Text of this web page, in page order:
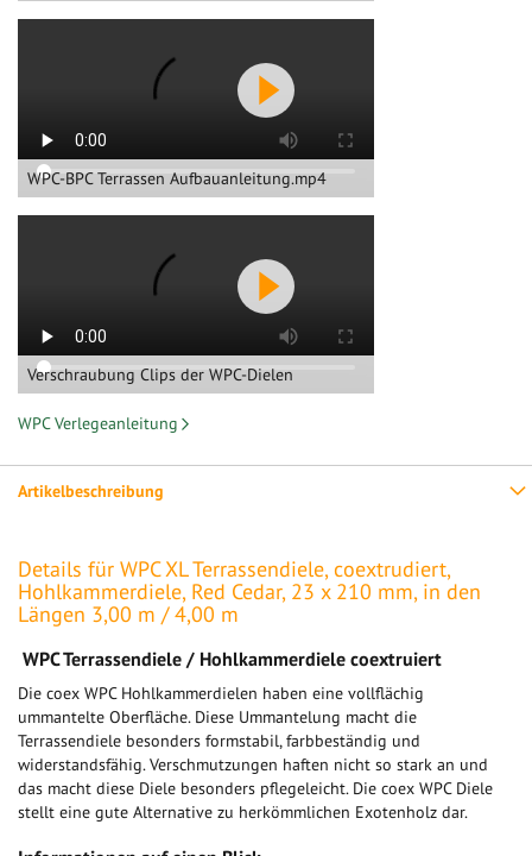
Artikelbeschreibung
Details für WPC XL Terrassendiele, coextrudiert,
Hohlkammerdiele, Red Cedar, 23 x 210 mm, in den
Längen 3,00 m / 4,00 m
WPC Terrassendiele / Hohlkammerdiele coextruiert
Die coex WPC Hohlkammerdielen haben eine vollflächig
ummantelte Oberfläche. Diese Ummantelung macht die
Terrassendiele besonders formstabil, farbbeständig und
widerstandsfähig. Verschmutzungen haften nicht so stark an und
das macht diese Diele besonders pflegeleicht. Die coex WPC Diele
stellt eine gute Alternative zu herkömmlichen Exotenholz dar.
WPC-BPC Terrassen Aufbauanleitung.mp4
Verschraubung Clips der WPC-Dielen
WPC Verlegeanleitung